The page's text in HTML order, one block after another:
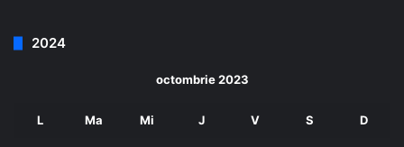
2024
octombrie 2023
L Ma Mi J V S D